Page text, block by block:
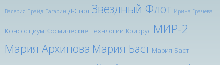
Валерия Прайд Гагарин Д-Старт Звездный Флот Ирина Грачева
Консорциум Космические Технлогии Криорус МИР-2
Мария Архипова Мария Баст Мария Баст